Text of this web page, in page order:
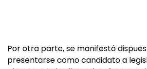
Por otra parte, se manifestó
presentarse como candidato a